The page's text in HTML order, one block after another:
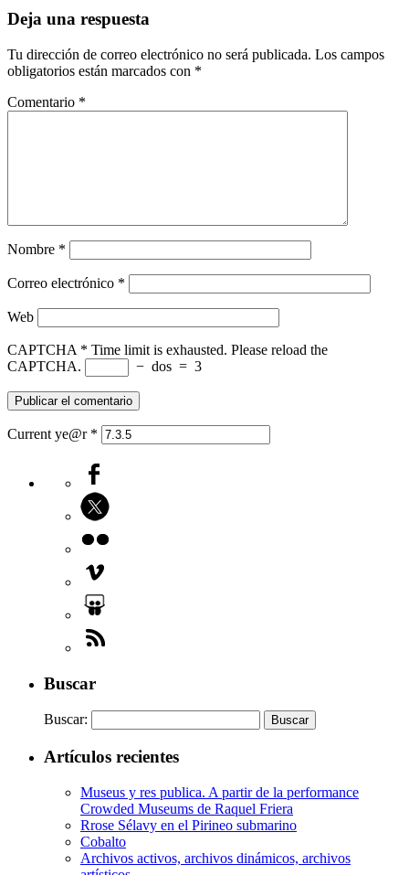
Deja una respuesta
Tu dirección de correo electrónico no será publicada. Los campos
obligatorios están marcados con *
Comentario *
Nombre *
Correo electrónico *
Web
CAPTCHA * Time limit is exhausted. Please reload the
CAPTCHA.
− dos = 3
Current ye@r *
Buscar
Buscar:
Artículos recientes
Museus y res publica. A partir de la performance
Crowded Museums de Raquel Friera
Rrose Sélavy en el Pirineo submarino
Cobalto
Archivos activos, archivos dinámicos, archivos